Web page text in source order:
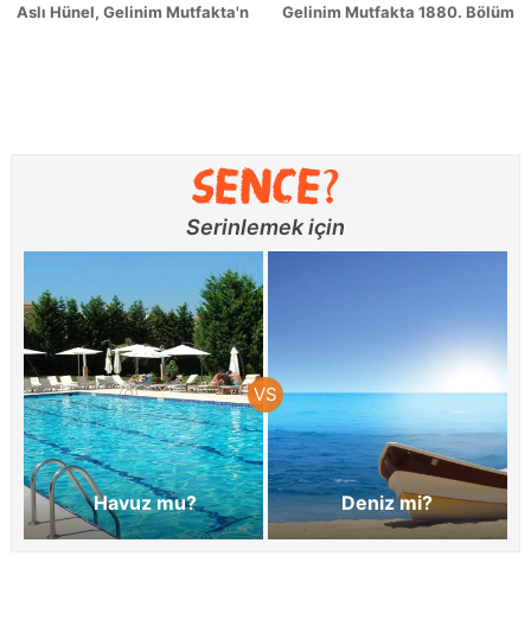
Aslı Hünel, Gelinim Mutfakta'nın 1879. Bölümünde en yüksek
Gelinim Mutfakta 1880. Bölüm
Serinlemek için
Havuz mu? Deniz mi?